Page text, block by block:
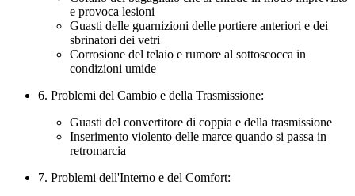
e provoca lesioni
Guasti delle guarnizioni delle portiere anteriori e dei
sbrinatori dei vetri
Corrosione del telaio e rumore al sottoscocca in
condizioni umide
6. Problemi del Cambio e della Trasmissione:
Guasti del convertitore di coppia e della trasmissione
Inserimento violento delle marce quando si passa in
retromarcia
7. Problemi dell'Interno e del Comfort: